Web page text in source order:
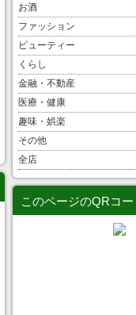
お酒
ファッション
ビューティー
くらし
金融・不動産
医療・健康
趣味・娯楽
その他
全店
このページのQRコー